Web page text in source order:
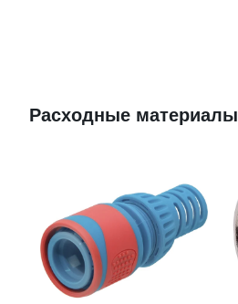
Расходные материалы